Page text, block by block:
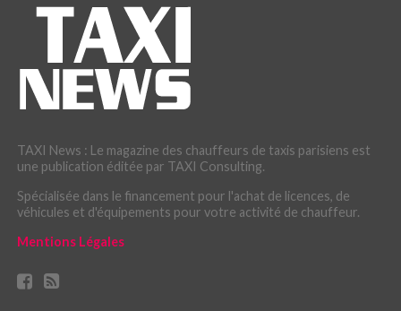
TAXI News : Le magazine des chauffeurs de taxis parisiens est
une publication éditée par TAXI Consulting.
Spécialisée dans le financement pour l'achat de licences, de
véhicules et d'équipements pour votre activité de chauffeur.
Mentions Légales